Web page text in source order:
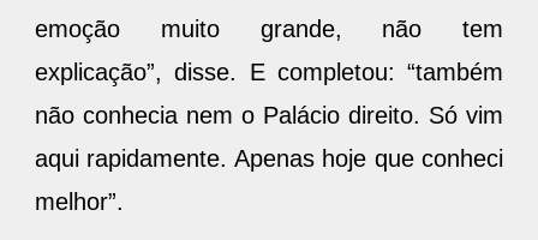
emoção muito grande, não tem
explicação”, disse. E completou: “também
não conhecia nem o Palácio direito. Só vim
aqui rapidamente. Apenas hoje que conheci
melhor”.